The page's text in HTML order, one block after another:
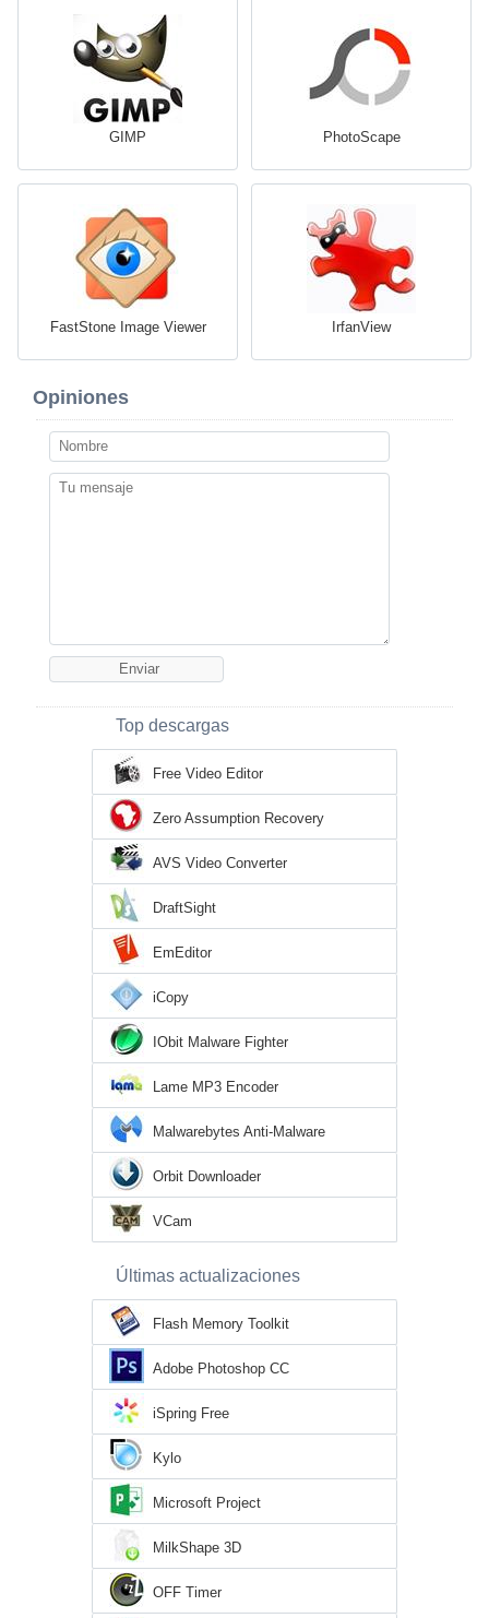
GIMP PhotoScape
FastStone Image Viewer IrfanView
Opiniones
Top descargas
Free Video Editor
Zero Assumption Recovery
AVS Video Converter
DraftSight
EmEditor
iCopy
IObit Malware Fighter
Lame MP3 Encoder
Malwarebytes Anti-Malware
Orbit Downloader
VCam
Últimas actualizaciones
Flash Memory Toolkit
Adobe Photoshop CC
iSpring Free
Kylo
Microsoft Project
MilkShape 3D
OFF Timer